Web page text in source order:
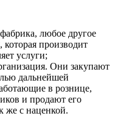
любое другое
производит
услуги;
Они закупают
дальнейшей
в рознице,
и продают его
же с наценкой.